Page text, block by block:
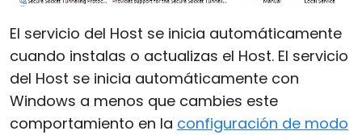
El servicio del Host se inicia automáticamente
cuando instalas o actualizas el Host. El servicio
del Host se inicia automáticamente con
Windows a menos que cambies este
comportamiento en la configuración de modo